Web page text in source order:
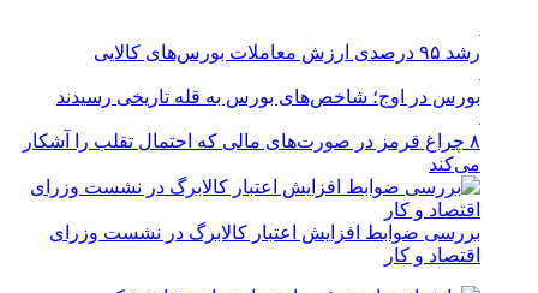
رشد ۹۵ درصدی ارزش معاملات بورس‌های کالایی
بورس در اوج؛ شاخص‌های بورس به قله تاریخی رسیدند
۸ چراغ قرمز در صورت‌های مالی که احتمال تقلب را آشکار
می‌کند
بررسی ضوابط افزایش اعتبار کالابرگ در نشست وزرای
اقتصاد و کار